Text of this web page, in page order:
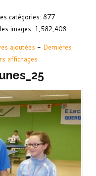
catégories: 877
images: 1,582,408
ajoutées - Dernières
affichages